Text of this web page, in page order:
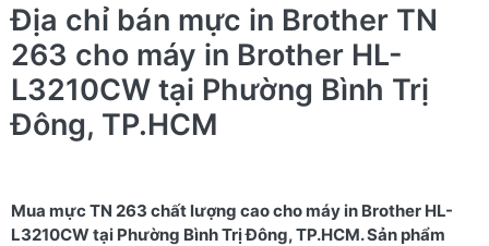
Địa chỉ bán mực in Brother TN
263 cho máy in Brother HL-
L3210CW tại Phường Bình Trị
Đông, TP.HCM
Mua mực TN 263 chất lượng cao cho máy in Brother HL-
L3210CW tại Phường Bình Trị Đông, TP.HCM. Sản phẩm